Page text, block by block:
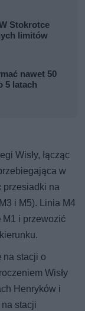
Stokrotce
limitów
nawet 50
5 latach
Wisły, łącząc
w
przesiadki na
i M5). Linia M4
M1 i przewozić
na stacji o
Wisły
Henryków i
na stacji